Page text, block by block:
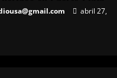
abril 27,